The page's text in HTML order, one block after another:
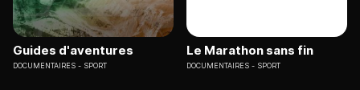
Guides d'aventures
DOCUMENTAIRES SPORT
Le Marathon sans fin
DOCUMENTAIRES SPORT